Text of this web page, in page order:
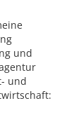
und
und